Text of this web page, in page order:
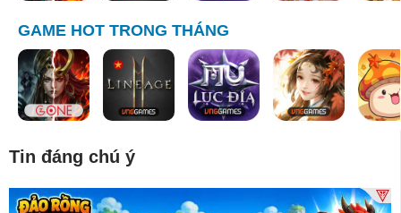
GAME HOT TRONG THÁNG
Tin đáng chú ý